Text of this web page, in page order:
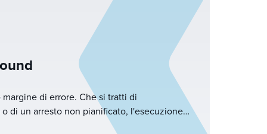
di errore. Che si tratti di
di un arresto non pianificato, l'esecuzione
condizioni in evoluzione e intensa